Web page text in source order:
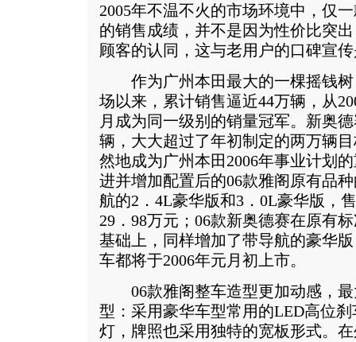
2005年不温不火的市场环境中，仅
的销售成绩，并不是因为性价比突
顾客的认同，这与老用户的口碑宣
作为广州本田最大的一棵摇钱树
场以来，累计销售逼近44万辆，从
月成为同一级别的销量冠军。新奥
辆，大大超过了年初制定的两万辆
然地成为广州本田2006年事业计划
进并增加配置后的06款雅阁原有品
航的2．4L豪华版和3．0L豪华版，
29．98万元；06款新奥德赛在原有
基础上，同样增加了带导航的豪华
车都将于2006年元月初上市。
06款雅阁整车造型更加动感，最
型：采用豪华车型常用的LED高位
灯，牌照也采用独特的宽板形式。